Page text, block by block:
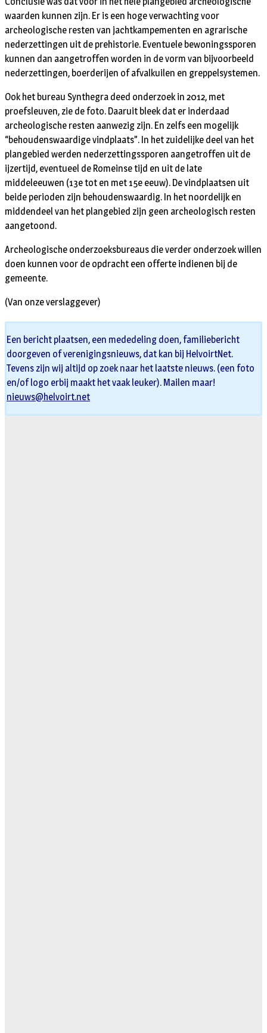
waarden kunnen zijn. Er is een hoge verwachting voor
archeologische resten van jachtkampementen en agrarische
nederzettingen uit de prehistorie. Eventuele bewoningssporen
kunnen dan aangetroffen worden in de vorm van bijvoorbeeld
nederzettingen, boerderijen of afvalkuilen en greppelsystemen.
Ook het bureau Synthegra deed onderzoek in 2012, met
proefsleuven, zie de foto. Daaruit bleek dat er inderdaad
archeologische resten aanwezig zijn. En zelfs een mogelijk
“behoudenswaardige vindplaats”. In het zuidelijke deel van het
plangebied werden nederzettingssporen aangetroffen uit de
ijzertijd, eventueel de Romeinse tijd en uit de late
middeleeuwen (13e tot en met 15e eeuw). De vindplaatsen uit
beide perioden zijn behoudenswaardig. In het noordelijk en
middendeel van het plangebied zijn geen archeologisch resten
aangetoond.
Archeologische onderzoeksbureaus die verder onderzoek willen
doen kunnen voor de opdracht een offerte indienen bij de
gemeente.
(Van onze verslaggever)
Een bericht plaatsen, een mededeling doen, familiebericht
doorgeven of verenigingsnieuws, dat kan bij HelvoirtNet.
Tevens zijn wij altijd op zoek naar het laatste nieuws. (een foto
en/of logo erbij maakt het vaak leuker). Mailen maar!
nieuws@helvoirt.net